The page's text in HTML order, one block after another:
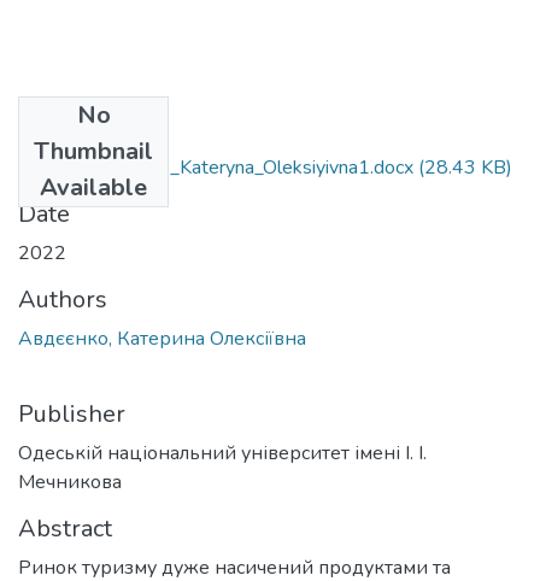
No
Thumbnail
Available
242_Avdyeyenko_Kateryna_Oleksiyivna1.docx (28.43 KB)
Date
2022
Authors
Авдєєнко, Катерина Олексіївна
Publisher
Одеській національний університет імені І. І.
Мечникова
Abstract
Ринок туризму дуже насичений продуктами та